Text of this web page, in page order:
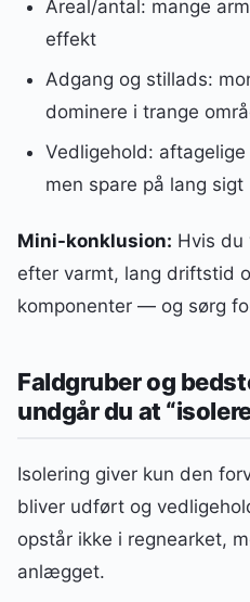
Areal/antal: mange
effekt
Adgang og stillads:
dominere i trange
Vedligehold:
men spare på lang sigt
Mini-konklusion: Hvis du
efter varmt, lang driftstid
komponenter — og sørg
Faldgruber og
undgår du at
Isolering giver kun den
bliver udført og
opstår ikke i regnearket,
anlægget.